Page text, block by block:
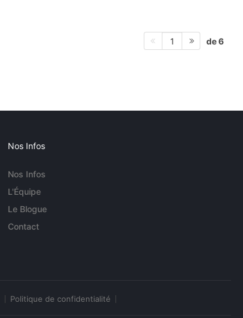
1 de 6
Nos Infos
Nos Infos
L'Équipe
Le Blogue
Contact
Politique de confidentialité